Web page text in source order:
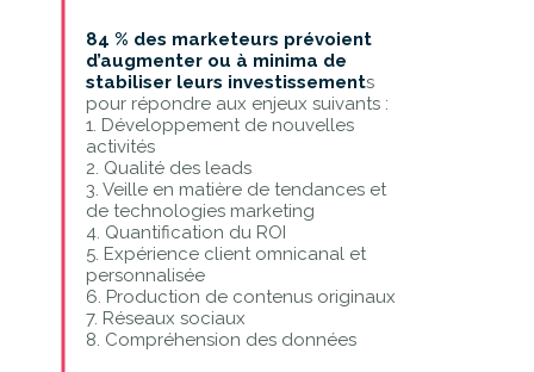
84 % des marketeurs prévoient
d’augmenter ou à minima de
stabiliser leurs investissements
pour répondre aux enjeux suivants :
1. Développement de nouvelles
activités
2. Qualité des leads
3. Veille en matière de tendances et
de technologies marketing
4. Quantification du ROI
5. Expérience client omnicanal et
personnalisée
6. Production de contenus originaux
7. Réseaux sociaux
8. Compréhension des données